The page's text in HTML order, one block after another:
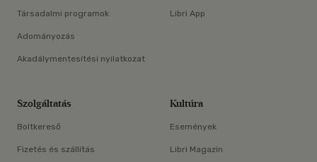
Társadalmi programok
Adományozás
Akadálymentesítési nyilatkozat
Libri App
Szolgáltatás
Boltkereső
Fizetés és szállítás
Kultúra
Események
Libri Magazin